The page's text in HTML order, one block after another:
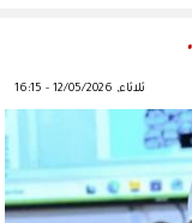
ثلاثاء, 12/05/2026 - 16:15